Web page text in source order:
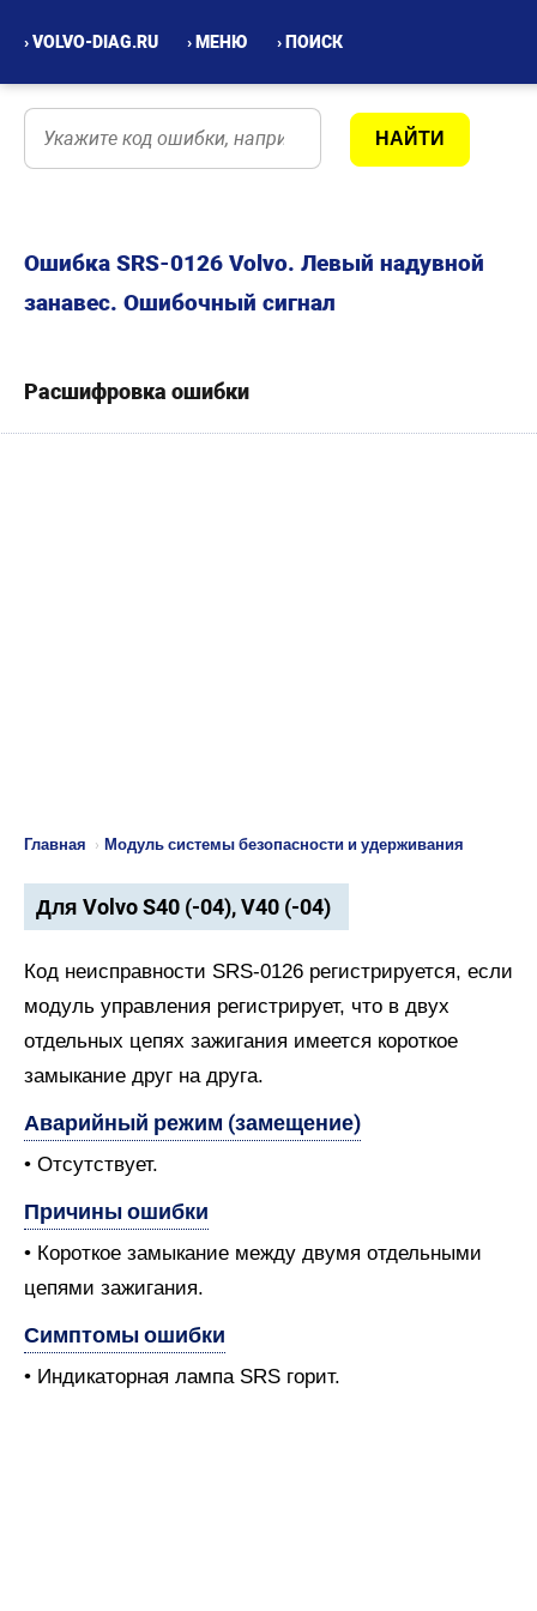
› VOLVO-DIAG.RU › МЕНЮ › ПОИСК
Ошибка SRS-0126 Volvo. Левый надувной
занавес. Ошибочный сигнал
Расшифровка ошибки
Главная › Модуль системы безопасности и удерживания
Для Volvo S40 (-04), V40 (-04)
Код неисправности SRS-0126 регистрируется, если
модуль управления регистрирует, что в двух
отдельных цепях зажигания имеется короткое
замыкание друг на друга.
Аварийный режим (замещение)
• Отсутствует.
Причины ошибки
• Короткое замыкание между двумя отдельными
цепями зажигания.
Симптомы ошибки
• Индикаторная лампа SRS горит.